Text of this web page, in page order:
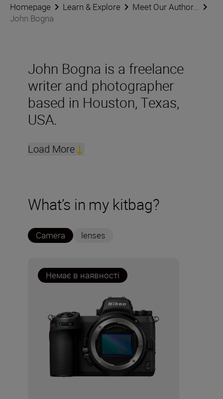
Homepage Learn & Explore
Meet Our Author...
John Bogna
John Bogna is a freelance
writer and photographer
based in Houston, Texas,
USA.
Load More
What’s in my kitbag?
Camera lenses
Немає в наявності